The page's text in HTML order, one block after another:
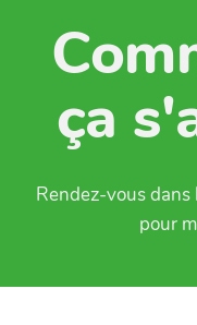
ça
Rendez-vous
pour